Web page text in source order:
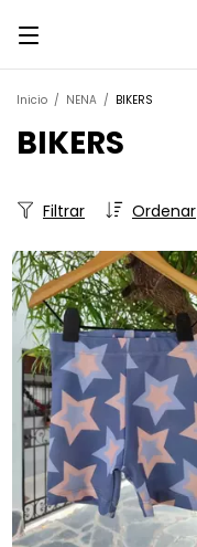
Inicio / NENA / BIKERS
BIKERS
Ordenar
Filtrar